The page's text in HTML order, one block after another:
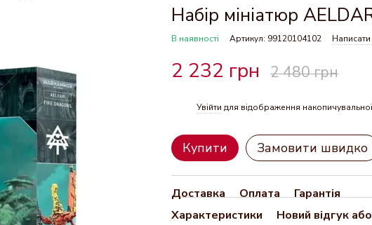
Набір мініатюр
В наявності Артикул: 99120104102 Написати
2 232 грн 2 480 грн
Увійти для відображення
Купити Замовити швидко
Доставка Оплата
Гарантія
Характеристики
Новий відгук